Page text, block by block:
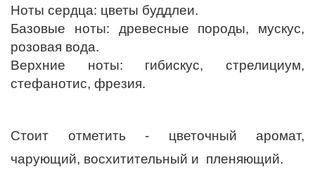
Ноты сердца: цветы буддлеи.
Базовые ноты: древесные породы, мускус,
розовая вода.
Верхние ноты: гибискус, стрелициум,
стефанотис, фрезия.
Стоит отметить - цветочный аромат,
чарующий, восхитительный и пленяющий.